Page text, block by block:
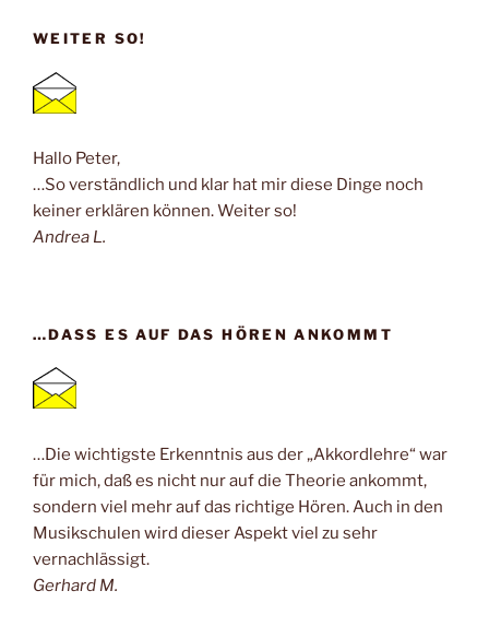
WEITER SO!
Hallo Peter,
…So verständlich und klar hat mir diese Dinge noch
keiner erklären können. Weiter so!
Andrea L.
…DASS ES AUF DAS HÖREN ANKOMMT
…Die wichtigste Erkenntnis aus der „Akkordlehre“ war
für mich, daß es nicht nur auf die Theorie ankommt,
sondern viel mehr auf das richtige Hören. Auch in den
Musikschulen wird dieser Aspekt viel zu sehr
vernachlässigt.
Gerhard M.